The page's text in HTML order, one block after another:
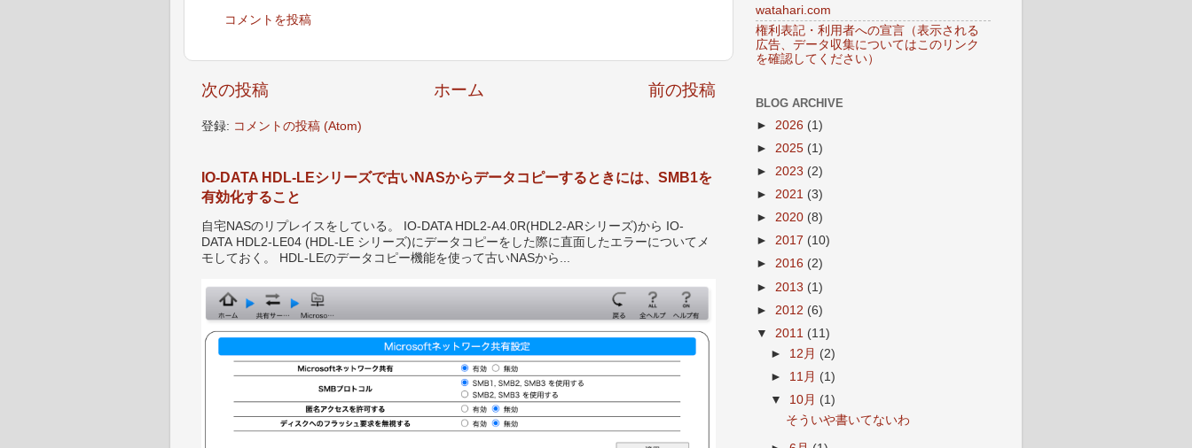
コメントを投稿
次の投稿 前の投稿
ホーム
登録: コメントの投稿 (Atom)
IO-DATA HDL-LEシリーズで古いNASからデータコピーするときには、SMB1を
有効化すること
自宅NASのリプレイスをしている。 IO-DATA HDL2-A4.0R(HDL2-ARシリーズ)から IO-
DATA HDL2-LE04 (HDL-LE シリーズ)にデータコピーをした際に直面したエラーについてメ
モしておく。 HDL-LEのデータコピー機能を使って古いNASから...
watahari.com
権利表記・利用者への宣言（表示される
広告、データ収集についてはこのリンク
を確認してください）
BLOG ARCHIVE
► 2026 (1)
► 2025 (1)
► 2023 (2)
► 2021 (3)
► 2020 (8)
► 2017 (10)
► 2016 (2)
► 2013 (1)
► 2012 (6)
▼ 2011 (11)
► 12月 (2)
► 11月 (1)
▼ 10月 (1)
そういや書いてないわ